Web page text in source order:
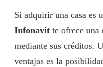
Si adquirir una casa es
Infonavit te ofrece una
mediante sus créditos.
ventajas es la